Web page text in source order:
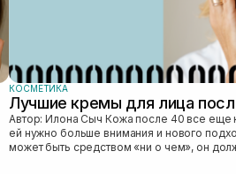
КОСМЕТИКА
Лучшие кремы для лица
Автор: Илона Сыч Кожа после 40 все еще красива и молода, просто
ей нужно больше внимания и нового
может быть средством «ни о чем», он